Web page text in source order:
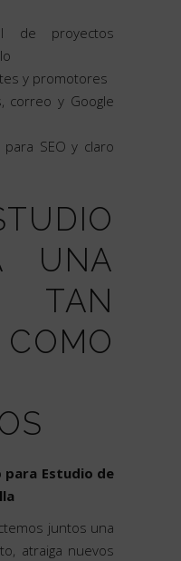
de proyectos
y promotores
correo y Google
SEO y claro
UNA
para Estudio de
juntos una
atraiga nuevos